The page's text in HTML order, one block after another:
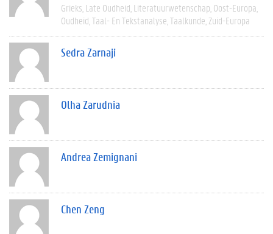
Grieks Late Oudheid Literatuurwetenschap Oost-Europa
Oudheid Taal- En Tekstanalyse Taalkunde Zuid-Europa
Sedra Zarnaji
Olha Zarudnia
Andrea Zemignani
Chen Zeng